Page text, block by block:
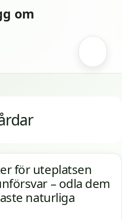
om
för uteplatsen
– odla dem
naturliga